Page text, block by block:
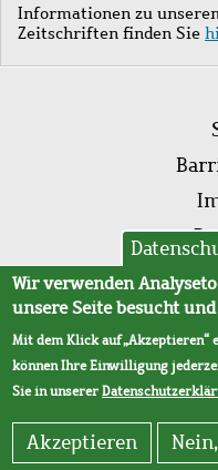
Informationen zu
Zeitschriften finden Sie
Wir verwenden
unsere Seite besucht
Mit dem Klick auf
können Ihre Einwilligung
Sie in unserer
Akzeptieren